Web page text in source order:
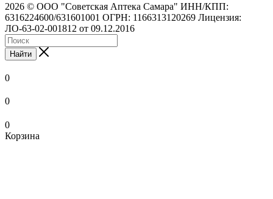
2026 © ООО "Советская Аптека Самара" ИНН/КПП:
6316224600/631601001 ОГРН: 1166313120269 Лицензия:
ЛО-63-02-001812 от 09.12.2016
Найти
0
0
0
Корзина